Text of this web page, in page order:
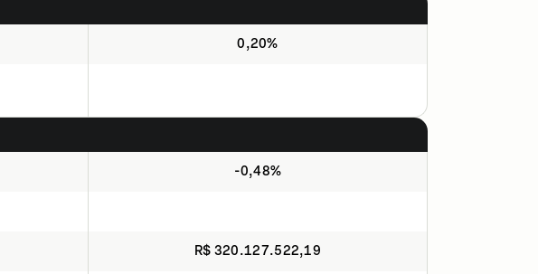
0,20%
-0,48%
R$ 320.127.522,19